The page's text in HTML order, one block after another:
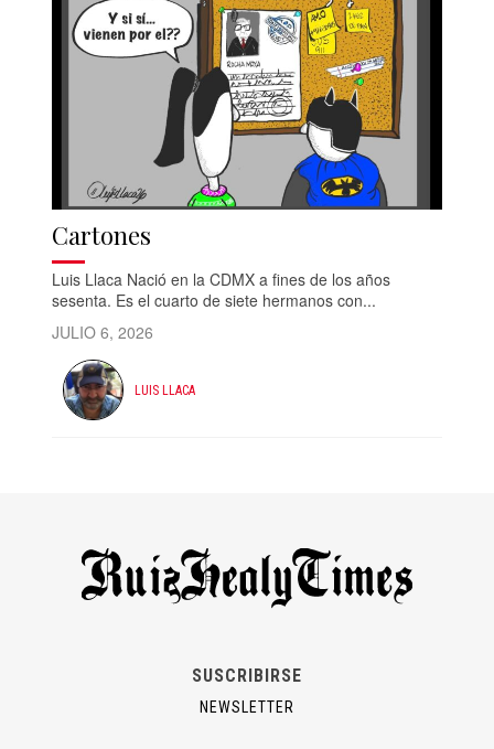
Cartones
Luis Llaca Nació en la CDMX a fines de los años
sesenta. Es el cuarto de siete hermanos con...
JULIO 6, 2026
LUIS LLACA
SUSCRIBIRSE
NEWSLETTER